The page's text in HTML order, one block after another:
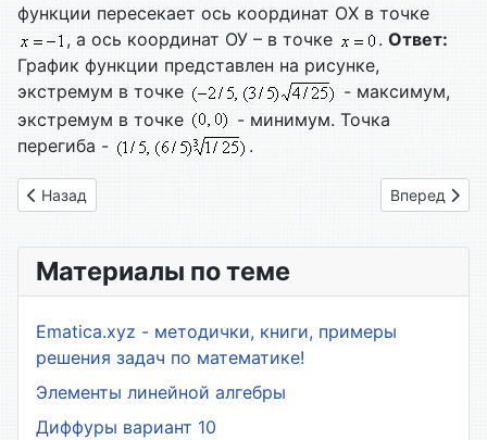
функции пересекает ось координат ОХ в точке
, а ось координат ОУ – в точке
. Ответ:
График функции представлен на рисунке,
экстремум в точке
- максимум,
экстремум в точке
- минимум. Точка
перегиба -
.
Предыдущий: Вариант № 10
Назад Следующий:
Вперед
Материалы по теме
Ematica.xyz - методички, книги, примеры
решения задач по математике!
Элементы линейной алгебры
Диффуры вариант 10